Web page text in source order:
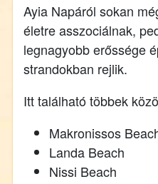
Ayia Napáról sokan
életre asszociálnak,
legnagyobb erőssége
strandokban rejlik.
Itt található többek
Makronissos
Landa Beach
Nissi Beach